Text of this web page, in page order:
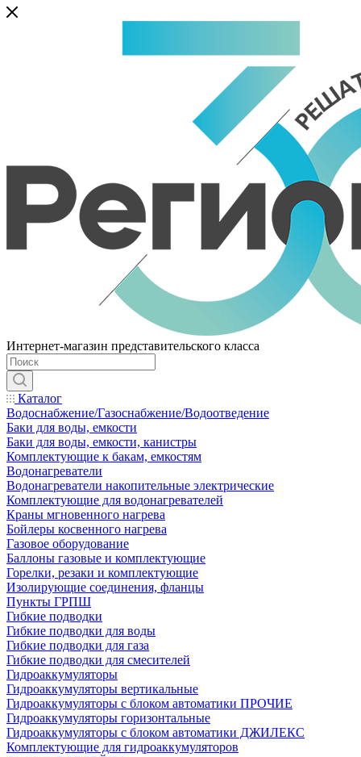
Интернет-магазин представительского класса
Каталог
Водоснабжение/Газоснабжение/Водоотведение
Баки для воды, емкости
Баки для воды, емкости, канистры
Комплектующие к бакам, емкостям
Водонагреватели
Водонагреватели накопительные электрические
Комплектующие для водонагревателей
Краны мгновенного нагрева
Бойлеры косвенного нагрева
Газовое оборудование
Баллоны газовые и комплектующие
Горелки, резаки и комплектующие
Изолирующие соединения, фланцы
Пункты ГРПШ
Гибкие подводки
Гибкие подводки для воды
Гибкие подводки для газа
Гибкие подводки для смесителей
Гидроаккумуляторы
Гидроаккумуляторы вертикальные
Гидроаккумуляторы с блоком автоматики ПРОЧИЕ
Гидроаккумуляторы горизонтальные
Гидроаккумуляторы с блоком автоматики ДЖИЛЕКС
Комплектующие для гидроаккумуляторов